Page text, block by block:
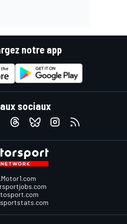
notre app
sociaux